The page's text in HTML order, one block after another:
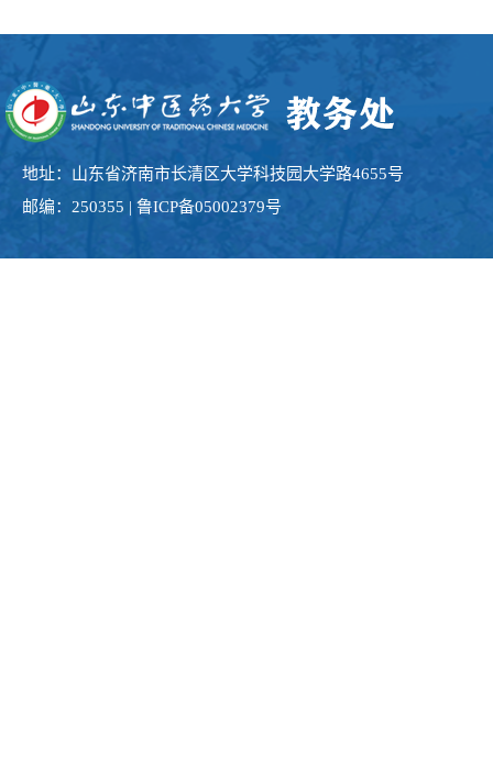
地址：山东省济南市长清区大学科技园大学路4655号
邮编：250355 | 鲁ICP备05002379号